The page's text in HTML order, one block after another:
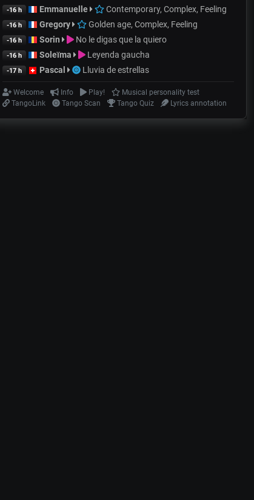
-16 h Emmanuelle Contemporary, Complex, Feeling
-16 h Gregory Golden age, Complex, Feeling
-16 h Sorin No le digas que la quiero
-16 h Soleïma Leyenda gaucha
-17 h Pascal Lluvia de estrellas
Welcome Info Play!
Musical personality test
TangoLink
Tango Scan Tango Quiz Lyrics annotation